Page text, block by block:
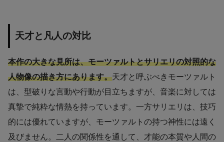
天才と凡人の対比
本作の大きな見所は、モーツァルトとサリエリの対照的な
人物像の描き方にあります。天才と呼ぶべきモーツァルト
は、型破りな言動や行動が目立ちますが、音楽に対しては
真摯で純粋な情熱を持っています。一方サリエリは、技巧
的には優れていますが、モーツァルトの持つ神性には遠く
及びません。二人の関係性を通して、才能の本質や人間の